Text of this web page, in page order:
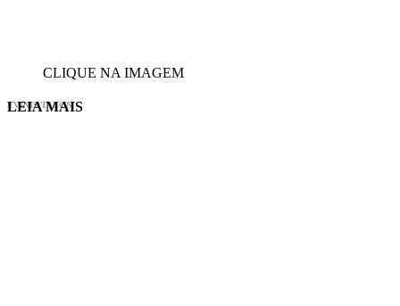
CLIQUE NA IMAGEM
EVINIS TALON
LEIA MAIS